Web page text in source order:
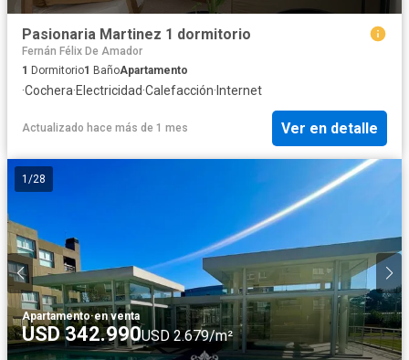
Pasionaria Martinez 1 dormitorio
Fernán Félix De Amador
1 Dormitorio1 BañoApartamento
·Cochera·Electricidad·Calefacción· Internet
Actualizado hace más de 1 mes Ver en detalle
1 /28
Apartamento·en venta
USD 342.990USD 2.679/m²